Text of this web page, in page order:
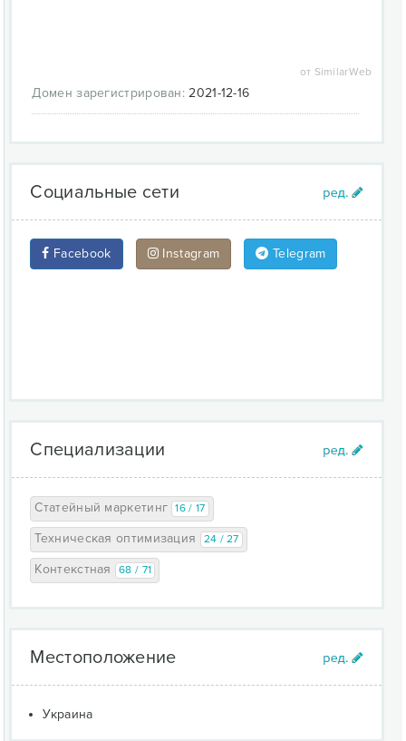
от SimilarWeb
Домен зарегистрирован: 2021-12-16
Социальные сети
Facebook Instagram Telegram
Специализации
Статейный маркетинг 16 / 17
Техническая оптимизация 24 / 27
Контекстная 68 / 71
Местоположение
Украина